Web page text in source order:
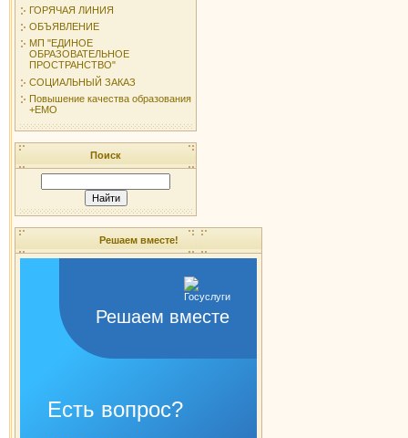
ГОРЯЧАЯ ЛИНИЯ
ОБЪЯВЛЕНИЕ
МП "ЕДИНОЕ
ОБРАЗОВАТЕЛЬНОЕ
ПРОСТРАНСТВО"
СОЦИАЛЬНЫЙ ЗАКАЗ
Повышение качества образования
+ЕМО
Поиск
Решаем вместе!
Решаем вместе
Есть вопрос?